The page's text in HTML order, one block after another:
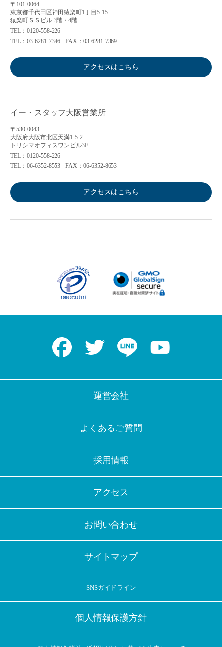
〒101-0064
東京都千代田区神田猿楽町1丁目5-15
猿楽町ＳＳビル 3階・4階
TEL：0120-558-226
TEL：03-6281-7346
FAX：03-6281-7369
アクセスはこちら
イー・スタッフ大阪営業所
〒530-0043
大阪府大阪市北区天満1-5-2
トリシマオフィスワンビル3F
TEL：0120-558-226
TEL：06-6352-8553
FAX：06-6352-8653
アクセスはこちら
Facebook Twitter
運営会社
よくあるご質問
採用情報
アクセス
お問い合わせ
サイトマップ
SNSガイドライン
個人情報保護方針